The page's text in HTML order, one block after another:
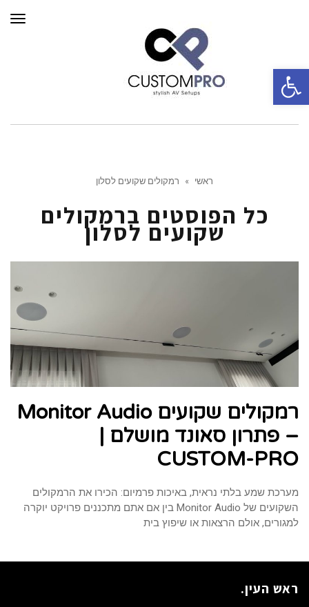
ראשי » רמקולים שקועים לסלון
כל הפוסטים ברמקולים
שקועים לסלון
רמקולים שקועים Monitor Audio
– פתרון סאונד מושלם |
CUSTOM-PRO
מערכת שמע בלתי נראית, באיכות פרמיום: הכירו את הרמקולים
השקועים של Monitor Audio בין אם אתם מתכננים פרויקט יוקרה
למגורים, אולם הרצאות או שיפוץ בית
ראש העין.
פתח סרגל נגישות